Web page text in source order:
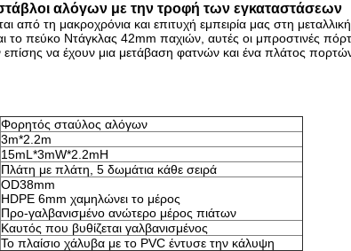
αλόγων με την τροφή των εγκαταστάσεων
τη μακροχρόνια και επιτυχή εμπειρία μας στη
το πεύκο Ντάγκλας 42mm παχιών, αυτές οι μπροστινές
να έχουν μια μετάβαση φατνών και ένα πλάτος
Φορητός σταύλος αλόγων
3m*2.2m
15mL*3mW*2.2mH
Πλάτη με πλάτη, 5 δωμάτια κάθε σειρά
OD38mm
HDPE 6mm χαμηλώνει το μέρος
Προ-γαλβανισμένο ανώτερο μέρος πιάτων
Καυτός που βυθίζεται γαλβανισμένος
Το πλαίσιο χάλυβα με το PVC έντυσε την κάλυψη